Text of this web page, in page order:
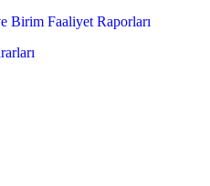
Birim Faaliyet Raporları